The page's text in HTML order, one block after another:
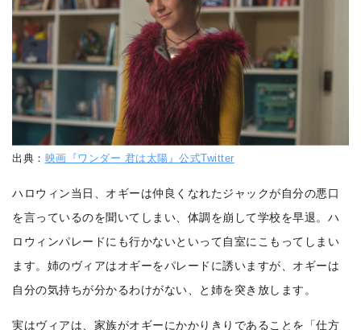
出典： 映画『ワンダー 君は太陽』公式Twitter
ハロウィン当日、オギーは仲良くなれたジャックが自分の悪口
を言っているのを聞いてしまい、体調を崩して学校を早退。ハ
ロウィンパレードにも行かないといって自室にこもってしまい
ます。姉のヴィアはオギーをパレードに誘いますが、オギーは
自分の気持ちが分かるわけがない、と姉を突き放します。
実はヴィアは、家族がオギーにかかりきりであることを「仕方